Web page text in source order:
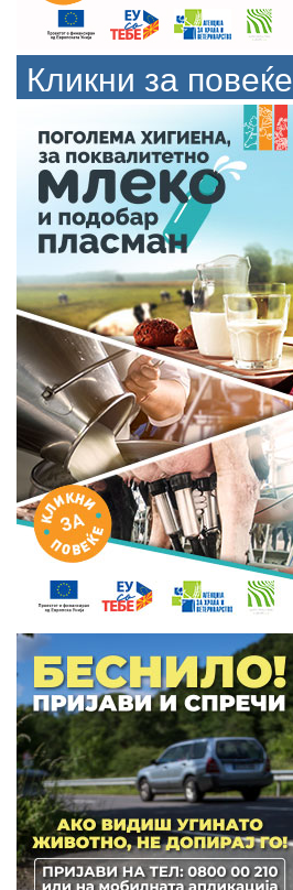
Кликни за повеќе